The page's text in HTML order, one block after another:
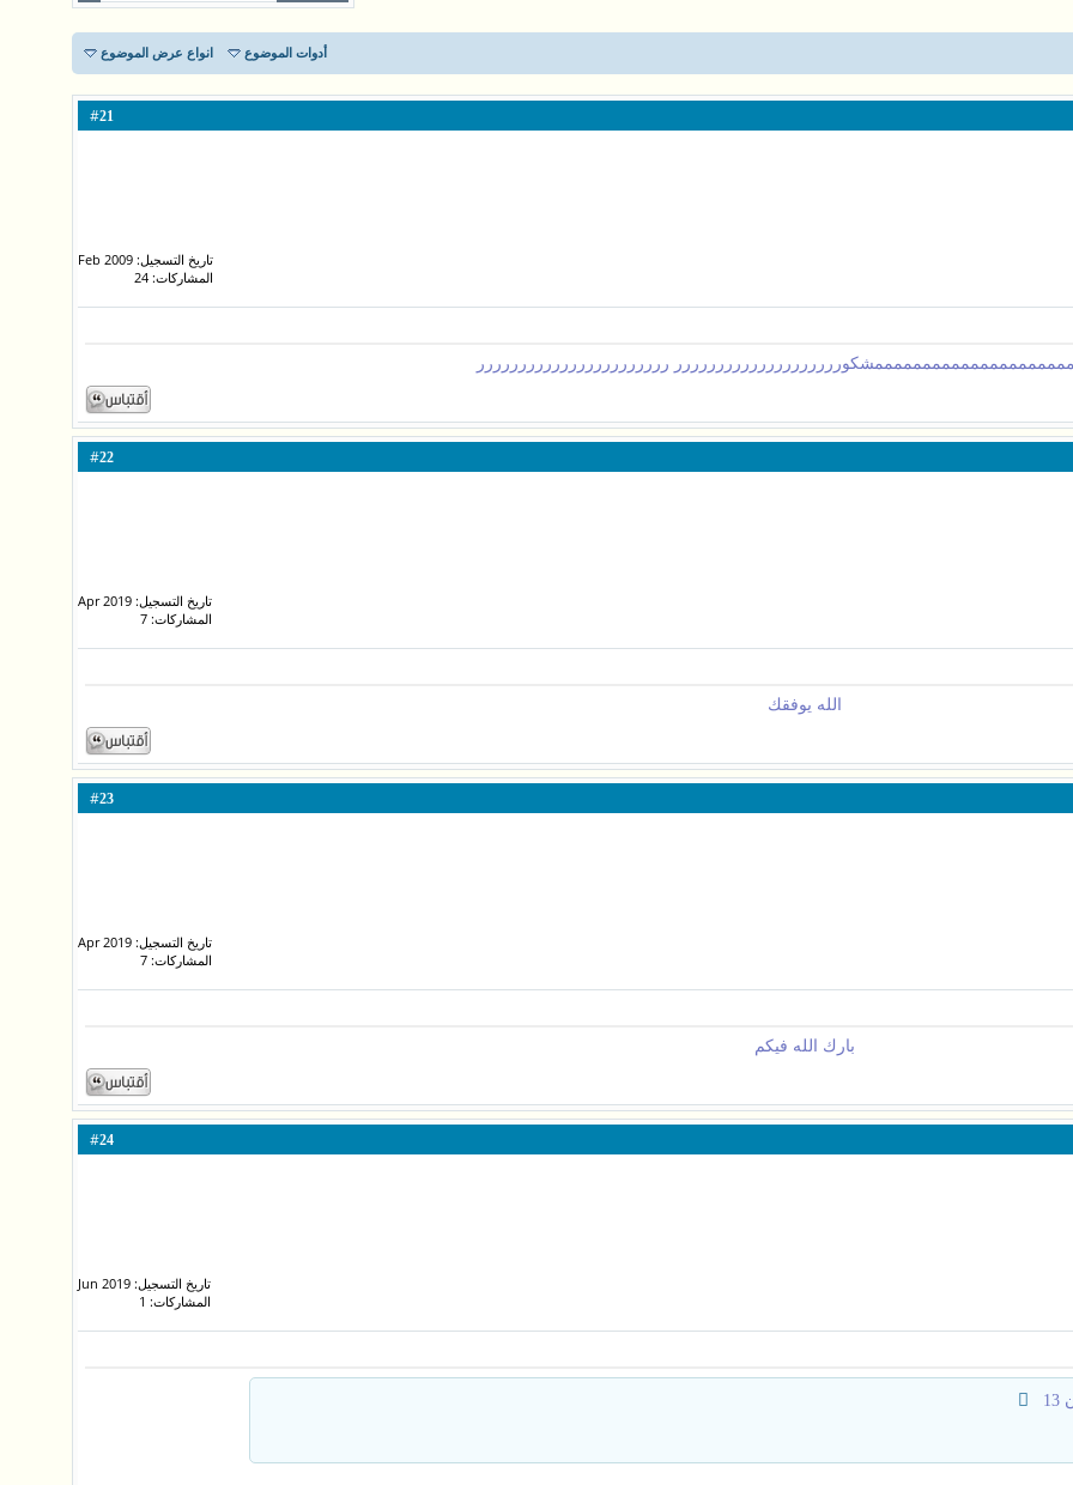
أدوات الموضوع انواع عرض الموضوع
21
تاريخ التسجيل: Feb 2009
المشاركات: 24
ررررررررررررررررررررررر
22
تاريخ التسجيل: Apr 2019
المشاركات: 7
الله يوفقك
23
تاريخ التسجيل: Apr 2019
المشاركات: 7
بارك الله فيكم
24
تاريخ التسجيل: Jun 2019
المشاركات: 1